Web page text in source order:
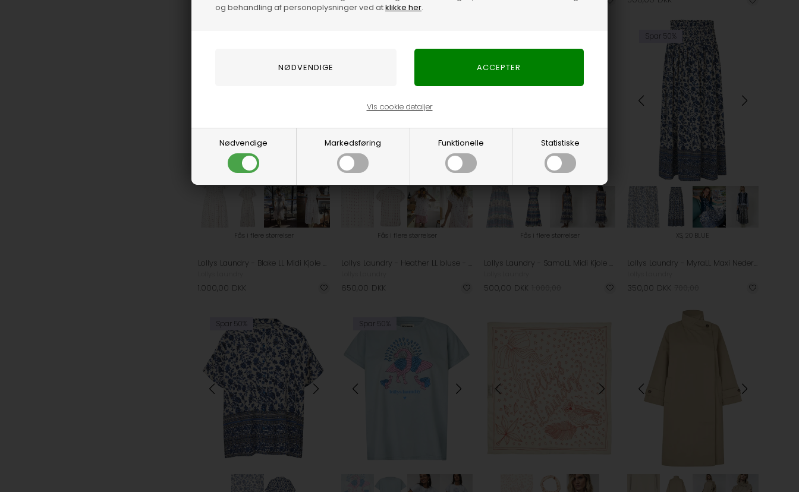
og behandling af personoplysninger ved atklikke her.
Nødvendige Markedsføring Funktionelle Statistiske
Vis cookie detaljer
Fås i flere størrelser
Lollys Laundry - Blake LL Midi Kjole - Creme
1.000,00 DKK
Fås i flere størrelser
Lollys Laundry - Heather LL bluse - Creme
650,00 DKK
Fås i flere størrelser
Lollys Laundry - SamoLL Midi Kjole - Blue
500,00 DKK
Spar 50%
XS, 20 BLUE
Lollys Laundry - MyraLL Maxi Nederdel - Blue
350,00 DKK
Spar 50% Spar 50%